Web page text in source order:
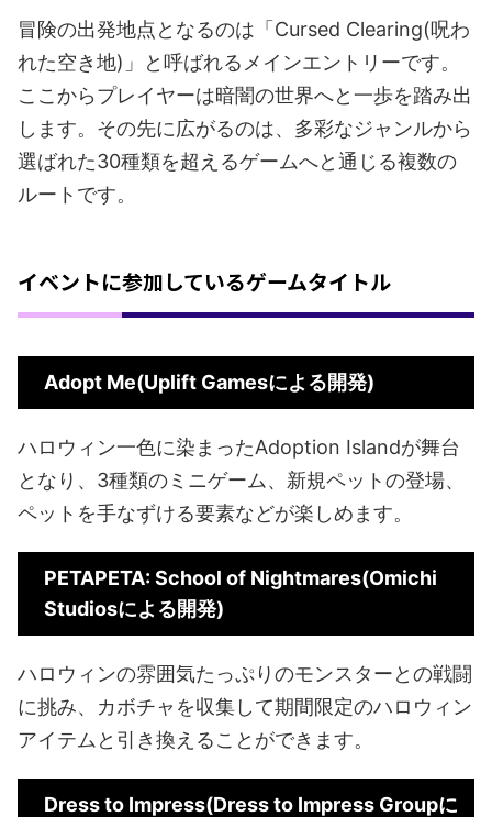
冒険の出発地点となるのは「Cursed Clearing(呪わ
れた空き地)」と呼ばれるメインエントリーです。
ここからプレイヤーは暗闇の世界へと一歩を踏み出
します。その先に広がるのは、多彩なジャンルから
選ばれた30種類を超えるゲームへと通じる複数の
ルートです。
イベントに参加しているゲームタイトル
Adopt Me(Uplift Gamesによる開発)
ハロウィン一色に染まったAdoption Islandが舞台
となり、3種類のミニゲーム、新規ペットの登場、
ペットを手なずける要素などが楽しめます。
PETAPETA: School of Nightmares(Omichi
Studiosによる開発)
ハロウィンの雰囲気たっぷりのモンスターとの戦闘
に挑み、カボチャを収集して期間限定のハロウィン
アイテムと引き換えることができます。
Dress to Impress(Dress to Impress Groupに